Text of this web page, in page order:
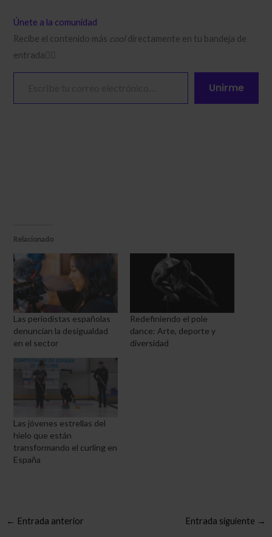
Únete a la comunidad
Recibe el contenido más cooldirectamente en tu bandeja de
entrada❤️‍🔥​
Escribe tu correo electrónico…
Unirme
Relacionado
Las periodistas españolas
denuncian la desigualdad
en el sector
Redefiniendo el pole
dance: Arte, deporte y
diversidad
Las jóvenes estrellas del
hielo que están
transformando el curling en
España
← Entrada anterior Entrada siguiente →